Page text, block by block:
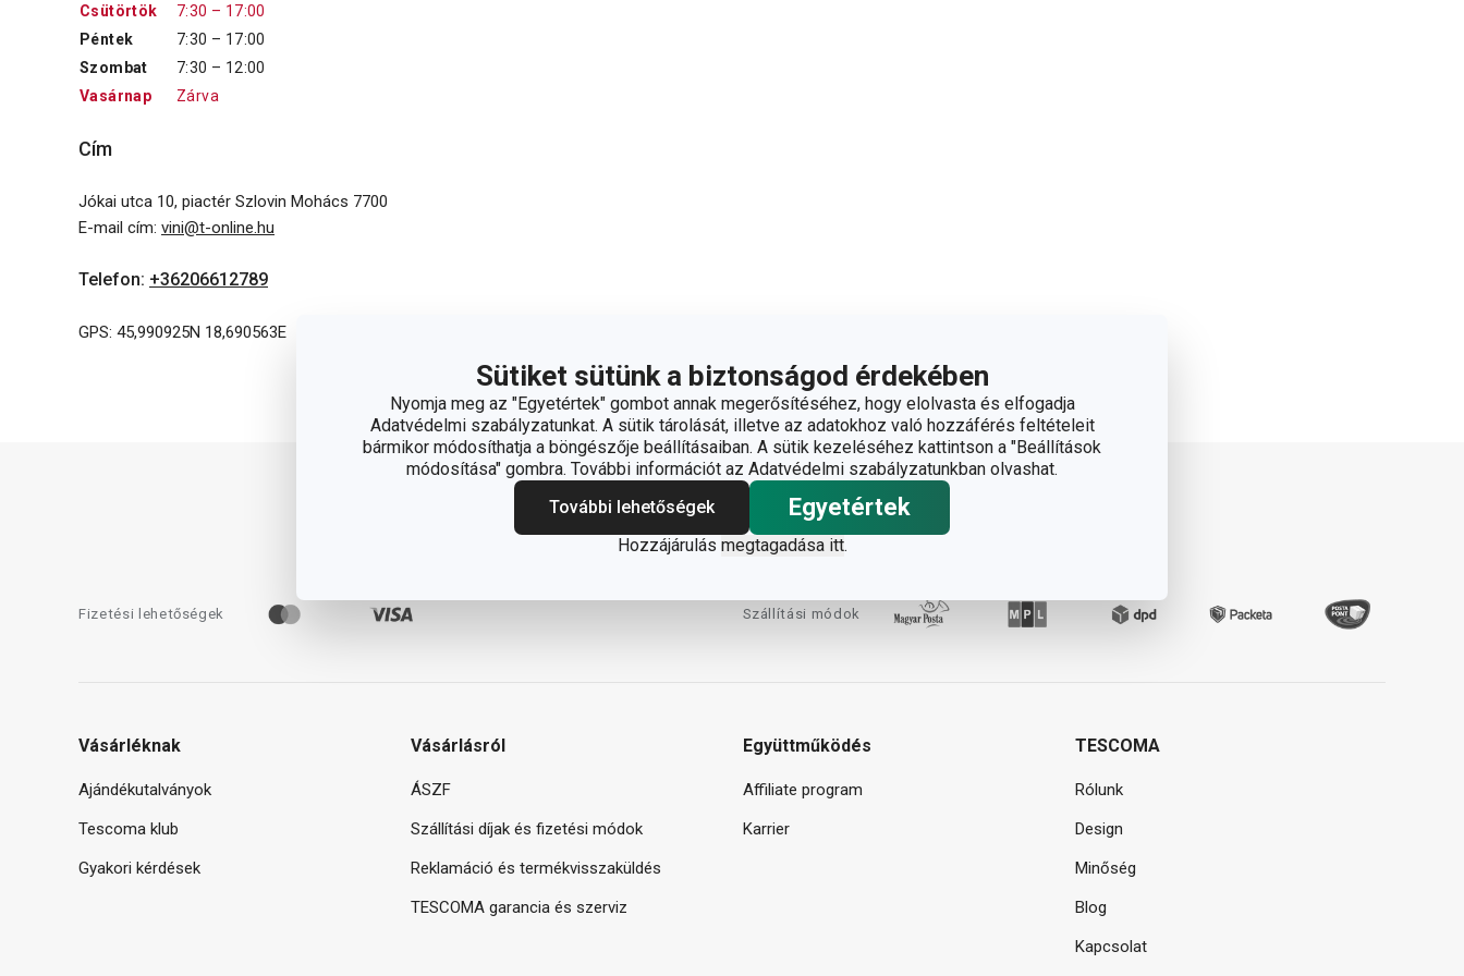
Sütiket sütünk a biztonságod érdekében
Nyomja meg az "Egyetértek" gombot annak megerősítéséhez, hogy elolvasta és elfogadja
Adatvédelmi szabályzatunkat. A sütik tárolását, illetve az adatokhoz való hozzáférés feltételeit
bármikor módosíthatja a böngészője beállításaiban. A sütik kezeléséhez kattintson a "Beállítások
módosítása" gombra. További információt az Adatvédelmi szabályzatunkban olvashat.
További lehetőségek
Egyetértek
Hozzájárulás megtagadása itt.
Csütörtök
7:30 – 17:00
Péntek
7:30 – 17:00
Szombat
7:30 – 12:00
Vasárnap
Zárva
Cím
Jókai utca 10, piactér Szlovin Mohács 7700
E-mail cím: vini@t-online.hu
Telefon: +36206612789
GPS: 45,990925N 18,690563E
Fizetési lehetőségek Szállítási módok
Vásárléknak
Ajándékutalványok
Tescoma klub
Gyakori kérdések
Vásárlásról
ÁSZF
Szállítási díjak és fizetési módok
Reklamáció és termékvisszaküldés
TESCOMA garancia és szerviz
Együttműködés
Affiliate program
Karrier
TESCOMA
Rólunk
Design
Minőség
Blog
Kapcsolat